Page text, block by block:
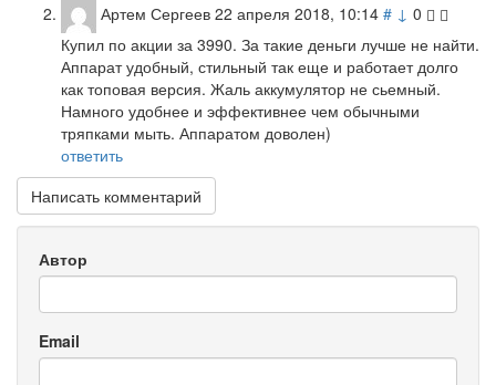
Артем Сергеев 22 апреля 2018, 10:14 # ↓ 0
Купил по акции за 3990. За такие деньги лучше не найти.
Аппарат удобный, стильный так еще и работает долго
как топовая версия. Жаль аккумулятор не сьемный.
Намного удобнее и эффективнее чем обычными
тряпками мыть. Аппаратом доволен)
ответить
Написать комментарий
Автор
Email